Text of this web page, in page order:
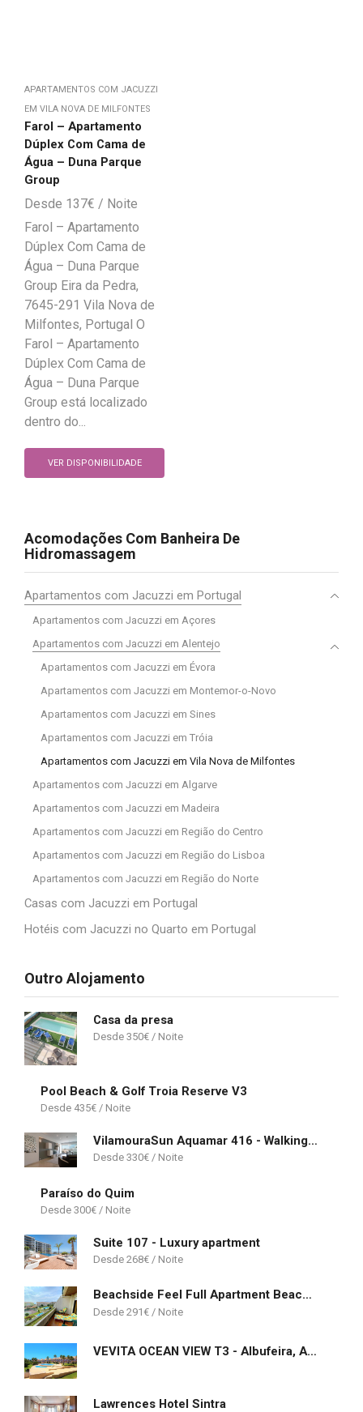
APARTAMENTOS COM JACUZZI
EM VILA NOVA DE MILFONTES
Farol – Apartamento
Dúplex Com Cama de
Água – Duna Parque
Group
137€
Farol – Apartamento
Dúplex Com Cama de
Água – Duna Parque
Group Eira da Pedra,
7645-291 Vila Nova de
Milfontes, Portugal O
Farol – Apartamento
Dúplex Com Cama de
Água – Duna Parque
Group está localizado
dentro do...
VER DISPONIBILIDADE
Acomodações Com Banheira De
Hidromassagem
Apartamentos com Jacuzzi em Portugal
Apartamentos com Jacuzzi em Açores
Apartamentos com Jacuzzi em Alentejo
Apartamentos com Jacuzzi em Évora
Apartamentos com Jacuzzi em Montemor-o-Novo
Apartamentos com Jacuzzi em Sines
Apartamentos com Jacuzzi em Tróia
Apartamentos com Jacuzzi em Vila Nova de Milfontes
Apartamentos com Jacuzzi em Algarve
Apartamentos com Jacuzzi em Madeira
Apartamentos com Jacuzzi em Região do Centro
Apartamentos com Jacuzzi em Região do Lisboa
Apartamentos com Jacuzzi em Região do Norte
Casas com Jacuzzi em Portugal
Hotéis com Jacuzzi no Quarto em Portugal
Outro Alojamento
Casa da presa
350€
Pool Beach & Golf Troia Reserve V3
435€
VilamouraSun Aquamar 416 - Walking Distance to Marina
330€
Paraíso do Quim
300€
Suite 107 - Luxury apartment
268€
Beachside Feel Full Apartment Beach & Casino
291€
VEVITA OCEAN VIEW T3 - Albufeira, Algarve
Lawrences Hotel Sintra